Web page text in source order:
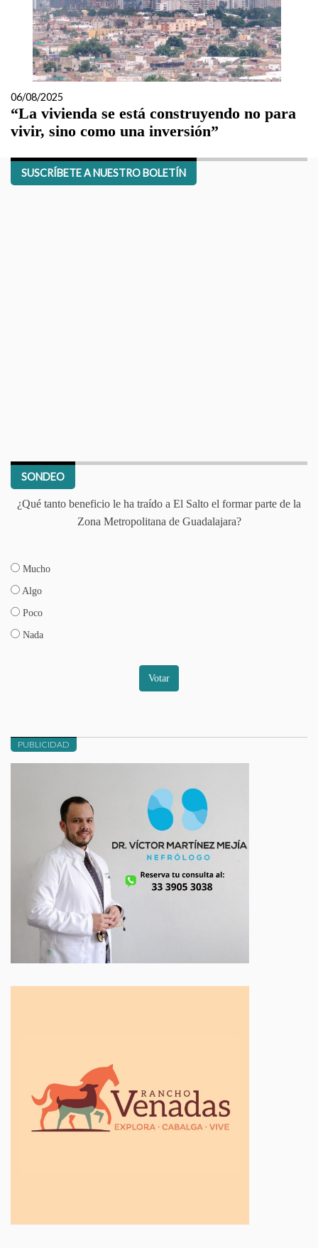
06/08/2025
“La vivienda se está construyendo no para
vivir, sino como una inversión”
SUSCRÍBETE A NUESTRO BOLETÍN
SONDEO
¿Qué tanto beneficio le ha traído a El Salto el formar parte de la
Zona Metropolitana de Guadalajara?
Mucho
Algo
Poco
Nada
Votar
PUBLICIDAD